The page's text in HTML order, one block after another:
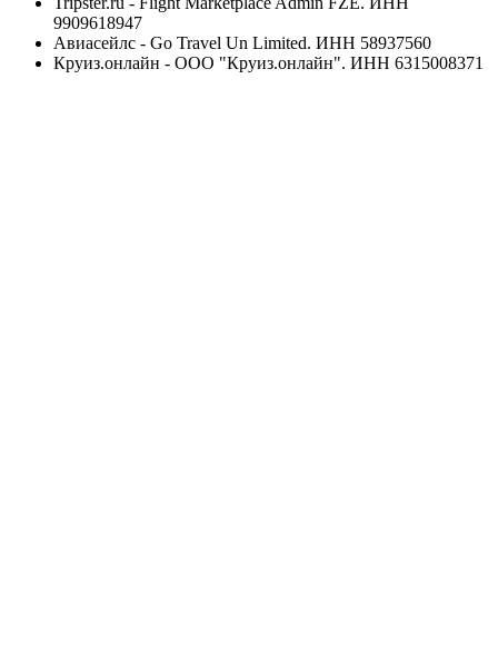
9909618947
Авиасейлс - Go Travel Un Limited. ИНН 58937560
Круиз.онлайн - ООО "Круиз.онлайн". ИНН 6315008371